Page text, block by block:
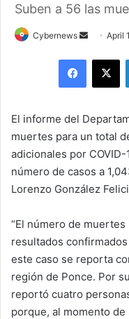
Suben a 56 las
Cybernews
Send
email
April
Facebook
X
El informe del
muertes para un total
adicionales por
número de casos a
Lorenzo González
“El número de
resultados
este caso se reporta
región de Ponce. Por
reportó cuatro
porque, al momento